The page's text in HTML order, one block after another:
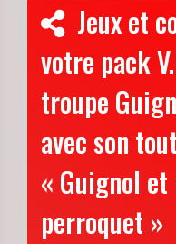
Jeux et
votre pack
troupe
avec son
« Guignol
perroquet »